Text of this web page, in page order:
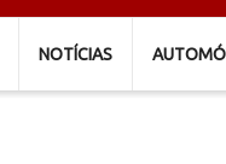
NOTÍCIAS